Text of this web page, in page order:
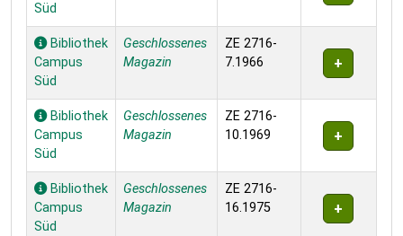
Süd
Bibliothek
Campus
Süd
Geschlossenes
Magazin
ZE 2716-
7.1966
Bibliothek
Campus
Süd
Geschlossenes
Magazin
ZE 2716-
10.1969
Bibliothek
Campus
Süd
Geschlossenes
Magazin
ZE 2716-
16.1975